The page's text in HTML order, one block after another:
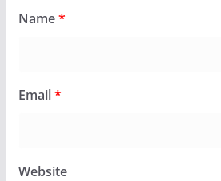
Name*
Email*
Website